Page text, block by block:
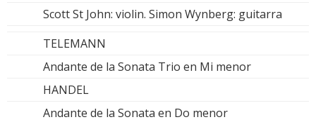
Scott St John: violin. Simon Wynberg: guitarra
TELEMANN
Andante de la Sonata Trio en Mi menor
HANDEL
Andante de la Sonata en Do menor